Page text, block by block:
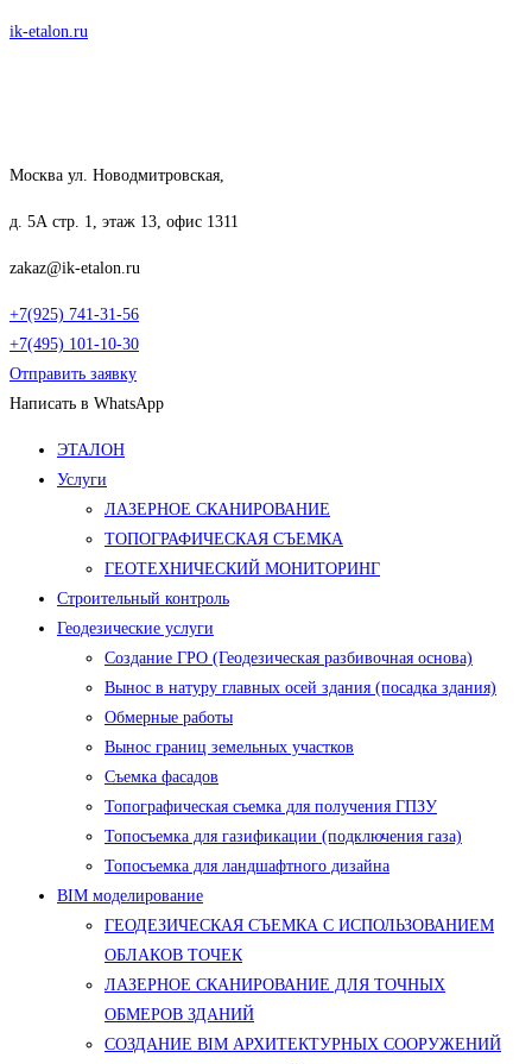
Перейти
ik-etalon.ru
Москва ул. Новодмитровская,
д. 5А стр. 1, этаж 13, офис 1311
zakaz@ik-etalon.ru
+7(925) 741-31-56
+7(495) 101-10-30
Отправить заявку
Написать в WhatsApp
Меню
ЭТАЛОН
Услуги
ЛАЗЕРНОЕ СКАНИРОВАНИЕ
ТОПОГРАФИЧЕСКАЯ СЪЕМКА
ГЕОТЕХНИЧЕСКИЙ МОНИТОРИНГ
Строительный контроль
Геодезические услуги
Создание ГРО (Геодезическая разбивочная основа)
Вынос в натуру главных осей здания (посадка здания)
Обмерные работы
Вынос границ земельных участков
Съемка фасадов
Топографическая съемка для получения ГПЗУ
Топосъемка для газификации (подключения газа)
Топосъемка для ландшафтного дизайна
BIM моделирование
ГЕОДЕЗИЧЕСКАЯ СЪЕМКА С ИСПОЛЬЗОВАНИЕМ
ОБЛАКОВ ТОЧЕК
ЛАЗЕРНОЕ СКАНИРОВАНИЕ ДЛЯ ТОЧНЫХ
ОБМЕРОВ ЗДАНИЙ
СОЗДАНИЕ BIM АРХИТЕКТУРНЫХ СООРУЖЕНИЙ